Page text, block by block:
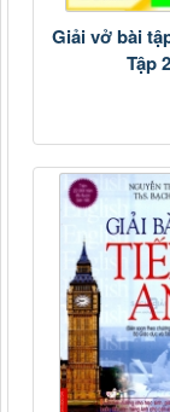
Giải vở bài
Tập 2